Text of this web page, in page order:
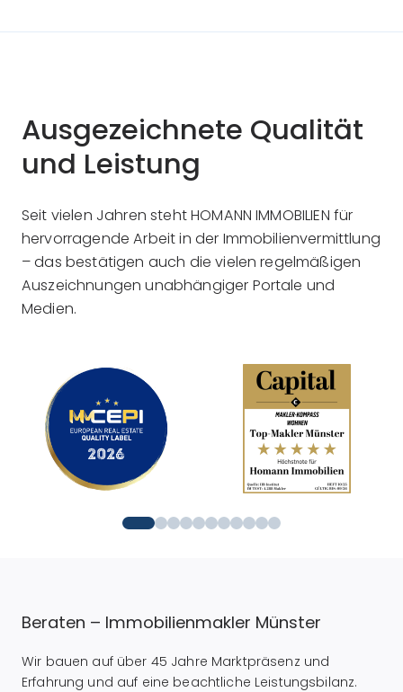
Ausgezeichnete Qualität
und Leistung
Seit vielen Jahren steht HOMANN IMMOBILIEN für
hervorragende Arbeit in der Immobilienvermittlung
– das bestätigen auch die vielen regelmäßigen
Auszeichnungen unabhängiger Portale und
Medien.
Beraten – Immobilienmakler Münster
Wir bauen auf über 45 Jahre Marktpräsenz und
Erfahrung und auf eine beachtliche Leistungsbilanz.